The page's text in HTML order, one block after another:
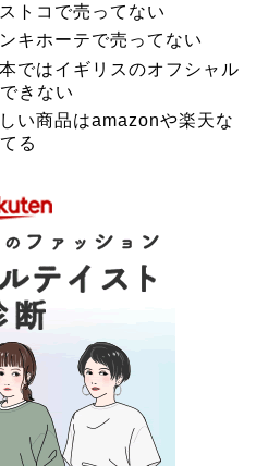
トコで売ってない
キホーテで売ってない
ではイギリスのオフシャル
きない
い商品はamazonや楽天な
る